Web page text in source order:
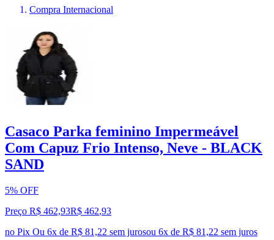
Compra Internacional
Casaco Parka feminino Impermeável
Com Capuz Frio Intenso, Neve - BLACK
SAND
5% OFF
Preço R$ 462,93R$ 462,93
no Pix Ou 6x de R$ 81,22 sem jurosou 6x de R$ 81,22 sem juros